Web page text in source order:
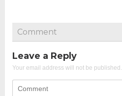
Comment
Leave a Reply
Your email address will not be published.